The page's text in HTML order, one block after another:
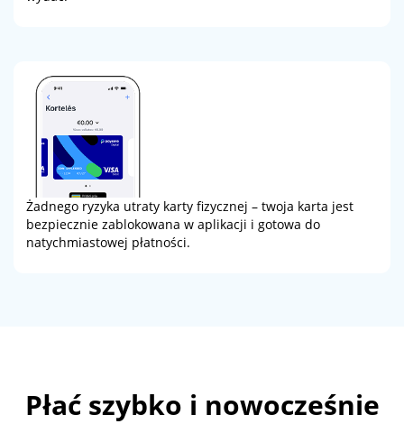
Żadnego ryzyka utraty karty fizycznej – twoja karta jest
bezpiecznie zablokowana w aplikacji i gotowa do
natychmiastowej płatności.
Płać szybko i nowocześnie